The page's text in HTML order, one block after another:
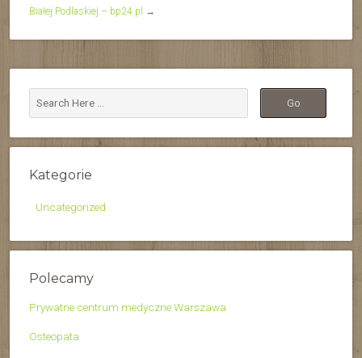
Białej Podlaskiej – bp24.pl
→
Kategorie
Uncategorized
Polecamy
Prywatne centrum medyczne Warszawa
Osteopata